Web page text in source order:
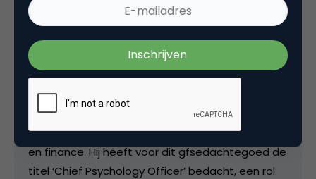
toe te passen. Ook is hij founding partner en
gedragsstrateeg bij Guideology, een
adviesbureau dat zicht richt op het begeleiden
van klantgedrag in de financiële sector. Mischa
gelooft dat psychologie de smeerolie is voor
organisaties, zowel op gebied van marketing als
ook sales, HR, MD, recruitment, innovatie, security
en finance. Hij heeft voor dit gfsedachtegoed de
titel ‘Chief Psychology Officer’ bedacht, een rol